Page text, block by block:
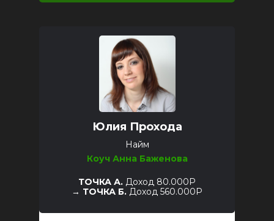
Найм
Коуч Анна Баженова
Юлия Прохода
ТОЧКА А. Доход 80.000Р
→ ТОЧКА Б. Доход 560.000Р